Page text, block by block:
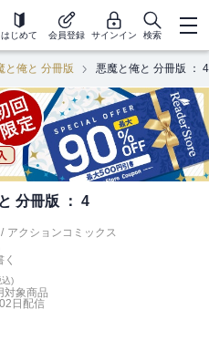
はじめて 会員登録 サインイン 検索
と俺と 分冊版 悪魔と俺と 分冊版 ： 4
分冊版 ： 4
/ アクションコミックス
込)
対象商品
日 配信